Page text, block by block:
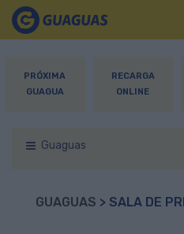
PRÓXIMA
GUAGUA
RECARGA
ONLINE
Guaguas
GUAGUAS > SALA DE